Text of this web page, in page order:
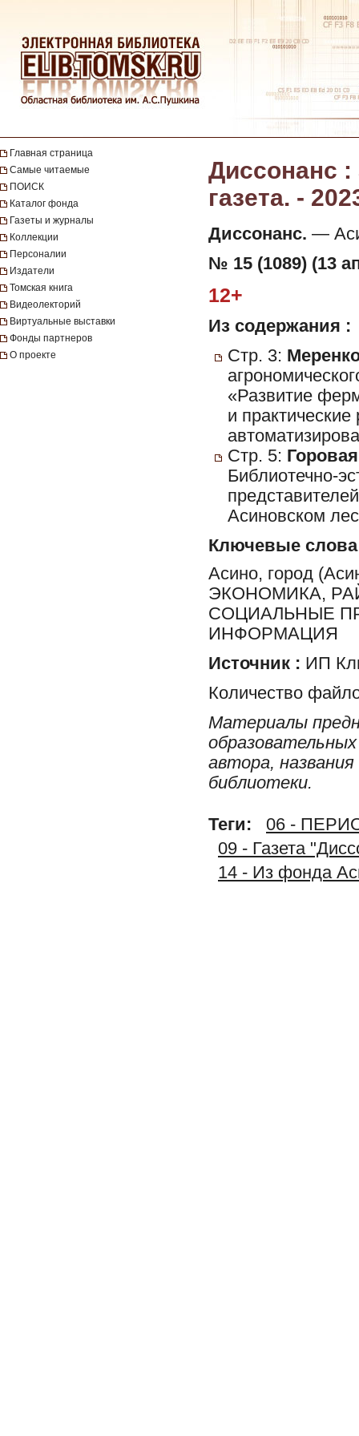
Главная страница
Самые читаемые
ПОИСК
Каталог фонда
Газеты и журналы
Коллекции
Персоналии
Издатели
Томская книга
Видеолекторий
Виртуальные выставки
Фонды партнеров
О проекте
Диссонанс :
газета. -
Диссонанс. —
№ 15 (1089) (13
12+
Из содержания :
Стр. 3:
«Развитие
и
Стр. 5:
Библиотечно-
Асиновском
Ключевые слова
Асино, город
ЭКОНОМИКА,
СОЦИАЛЬНЫЕ
ИНФОРМАЦИЯ
Источник : ИП
Количество
Материалы
автора,
библиотеки.
Теги:
06 -
09 - Газета
14 - Из фонда